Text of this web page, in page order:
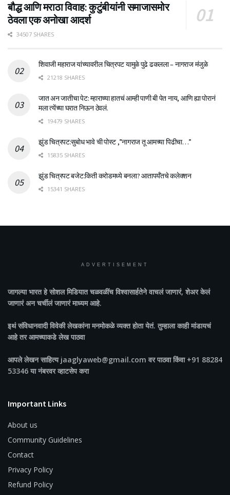
बौद्ध आणि मराठा विवाह: कुटुंबीयांनी समाजासमोर
ठेवला एक अनोखा आदर्श
34507 SHARES
शिवाजी महाराज यांच्यावरील चित्रपट यामुळे पुढे ढकलला – नागराज मंजुळे
21218 SHARES
जात अन जातीचा पेट: म्हाराच्या हातचं आम्ही पाणी बी पेत नाय, आणि ह्या पोरानं
मला त्येंच्या घरात निऊन ठेवलं.
19479 SHARES
झुंड चित्रपट:सुबोध भावे ची पोस्ट ,”नागराज तू आमच्या पिढीचा…”
15835 SHARES
झुंड चित्रपट बजेट:किती करोडमध्ये बनला? आतापर्यँतचे कलेक्शन
15341 SHARES
ADVERTISEMENT
जागल्या भारतहे सोशल मिडियात चळवळींच विश्वासार्हतेने वाचलं जाणारं, शेअर केलं
जाणारं अन चर्चीलं जाणारं माध्यम आहे.
इथं संविधानवादी विवेकी लेखकांना मनमोकळे व्यक्त होता येतं. तुम्हाला काही मांडायचं
आहे तर आमच्याकडे लेख पाठवा
आपले लेखन साहित्य jaaglyaweb@gmail.com वर पाठवा किंवा +91 88284
53346 या नंबरवर व्हाटसेप करा
Important Links
About us
Community Guidelines
Contact
Privacy Policy
Refund Policy